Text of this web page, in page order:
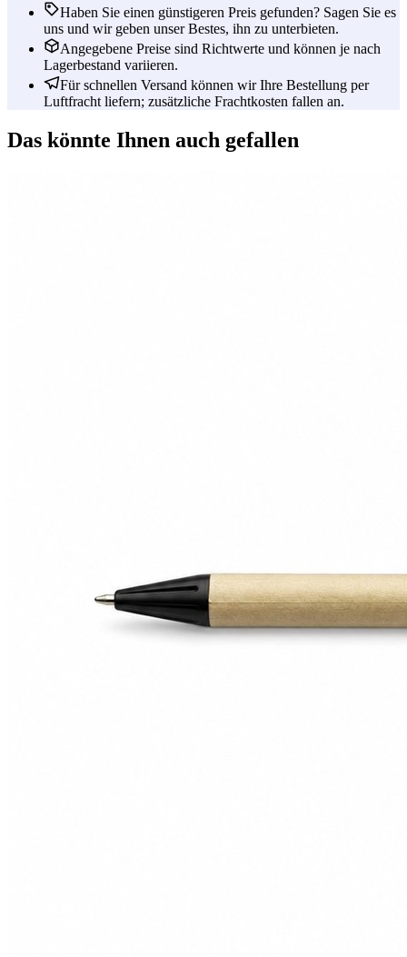
Haben Sie einen günstigeren Preis gefunden? Sagen Sie es
uns und wir geben unser Bestes, ihn zu unterbieten.
Angegebene Preise sind Richtwerte und können je nach
Lagerbestand variieren.
Für schnellen Versand können wir Ihre Bestellung per
Luftfracht liefern; zusätzliche Frachtkosten fallen an.
Das könnte Ihnen auch gefallen